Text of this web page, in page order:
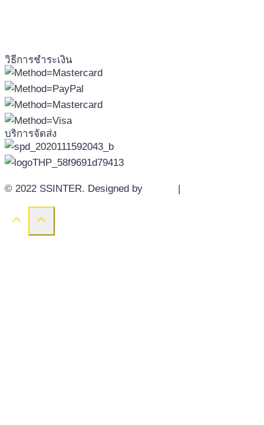
วิธีการชำระเงิน
บริการจัดส่ง
© 2022 SSINTER. Designed by |